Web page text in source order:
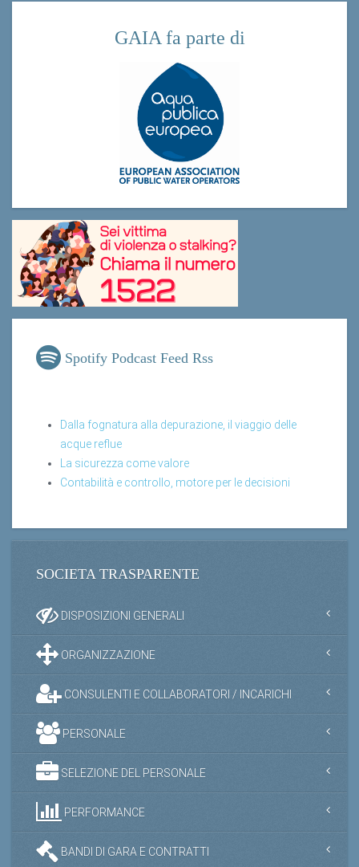
GAIA fa parte di
Spotify Podcast Feed Rss
Dalla fognatura alla depurazione, il viaggio delle
acque reflue
La sicurezza come valore
Contabilità e controllo, motore per le decisioni
SOCIETA TRASPARENTE
DISPOSIZIONI GENERALI
ORGANIZZAZIONE
CONSULENTI E COLLABORATORI / INCARICHI
PERSONALE
SELEZIONE DEL PERSONALE
PERFORMANCE
BANDI DI GARA E CONTRATTI